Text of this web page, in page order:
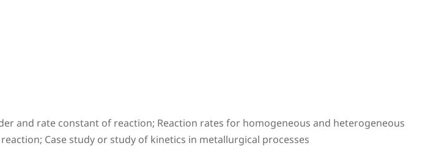
and rate constant of reaction; Reaction rates for homogeneous and heterogeneous
Case study or study of kinetics in metallurgical processes